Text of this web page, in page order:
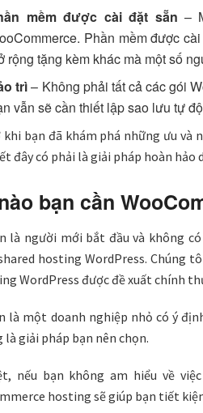
mềm được cài đặt sẵn –
Phần mềm được
rộng tặng kèm khác mà một số
trì– Không phải tất cả các gói
vẫn sẽ cần thiết lập sao lưu tự
khi bạn đã khám phá những ưu và
đây có phải là giải pháp hoàn hảo
bạn cần
là người mới bắt đầu và không
hosting WordPress. Chúng
WordPress được đề xuất chính
là một doanh nghiệp nhỏ có ý
là giải pháp bạn nên chọn.
nếu bạn không am hiểu về
hosting sẽ giúp bạn tiết